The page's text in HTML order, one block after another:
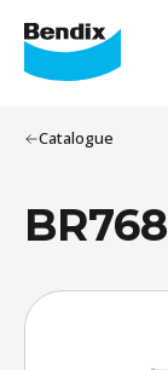
Catalogue
BR768